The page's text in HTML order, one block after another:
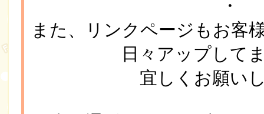
・
また、リンクページもお客
日々アップして
宜しくお願い